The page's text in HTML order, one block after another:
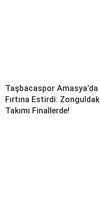
Taşbacaspor Amasya’da
Fırtına Estirdi: Zonguldak
Takımı Finallerde!